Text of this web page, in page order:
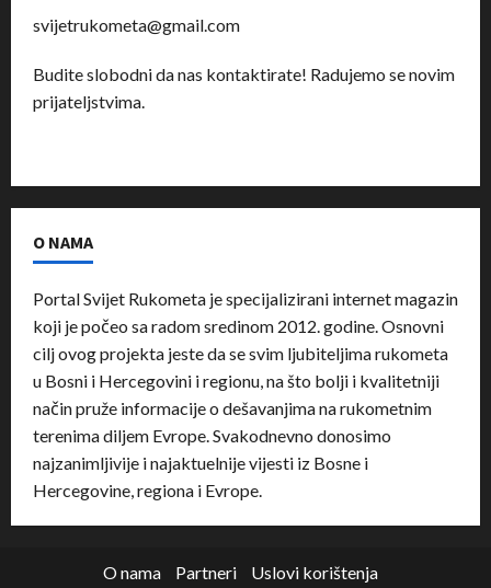
svijetrukometa@gmail.com
Budite slobodni da nas kontaktirate! Radujemo se novim
prijateljstvima.
O NAMA
Portal Svijet Rukometa je specijalizirani internet magazin
koji je počeo sa radom sredinom 2012. godine. Osnovni
cilj ovog projekta jeste da se svim ljubiteljima rukometa
u Bosni i Hercegovini i regionu, na što bolji i kvalitetniji
način pruže informacije o dešavanjima na rukometnim
terenima diljem Evrope. Svakodnevno donosimo
najzanimljivije i najaktuelnije vijesti iz Bosne i
Hercegovine, regiona i Evrope.
O nama Partneri
Uslovi korištenja